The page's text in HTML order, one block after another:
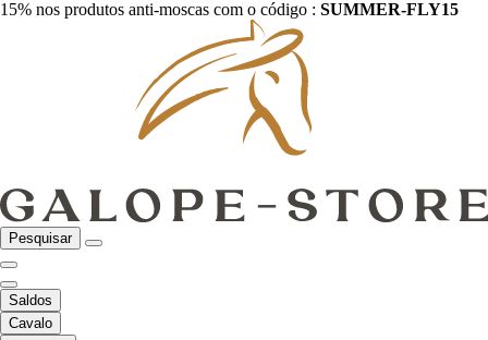
15% nos produtos anti-moscas com o código : SUMMER-FLY15
Pesquisar
Saldos
Cavalo